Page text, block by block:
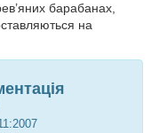
барабанах,
на